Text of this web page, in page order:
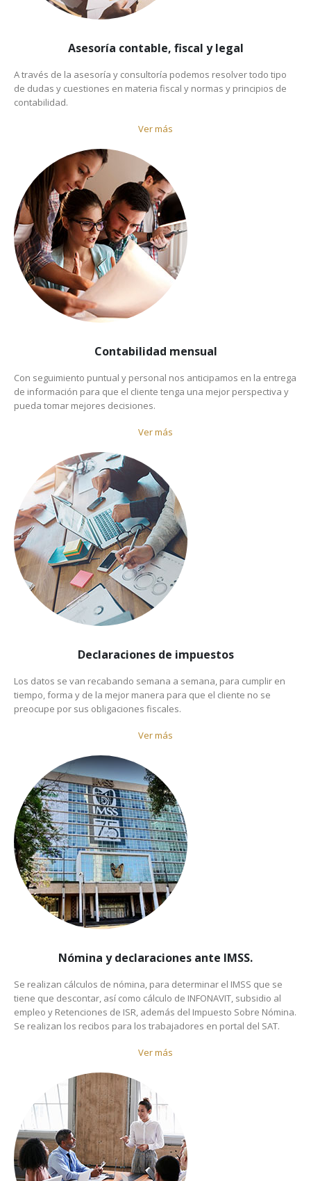
Asesoría contable, fiscal y legal
A través de la asesoría y consultoría podemos resolver todo tipo
de dudas y cuestiones en materia fiscal y normas y principios de
contabilidad.
Ver más
Contabilidad mensual
Con seguimiento puntual y personal nos anticipamos en la entrega
de información para que el cliente tenga una mejor perspectiva y
pueda tomar mejores decisiones.
Ver más
Declaraciones de impuestos
Los datos se van recabando semana a semana, para cumplir en
tiempo, forma y de la mejor manera para que el cliente no se
preocupe por sus obligaciones fiscales.
Ver más
Nómina y declaraciones ante IMSS.
Se realizan cálculos de nómina, para determinar el IMSS que se
tiene que descontar, así como cálculo de INFONAVIT, subsidio al
empleo y Retenciones de ISR, además del Impuesto Sobre Nómina.
Se realizan los recibos para los trabajadores en portal del SAT.
Ver más